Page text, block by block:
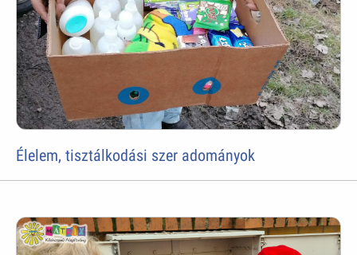
Élelem, tisztálkodási szer adományok